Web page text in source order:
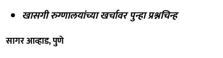
खासगी रुग्णालयांच्या खर्चावर पुन्हा प्रश्नचिन्ह
सागर आव्हाड, पुणे